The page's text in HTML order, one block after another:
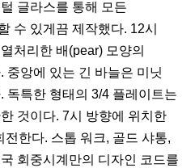
글라스를 통해 모든
수 있게끔 제작했다. 12시
처리한 배(pear) 모양의
중앙에 있는 긴 바늘은 미닛
독특한 형태의 3/4 플레이트는
것이다. 7시 방향에 위치한
한다. 스톱 워크, 골드 샤통,
회중시계만의 디자인 코드를